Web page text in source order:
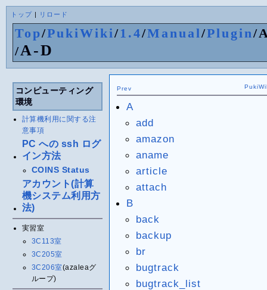
トップ| リロード
Top/PukiWiki/1.4/Manual/Plugin/
/A-D
コンピューティング
環境
計算機利用に関する注
意事項
PC への ssh ログ
イン方法
COINS Status
アカウント(計算
機システム利用方
法)
実習室
3C113室
3C205室
3C206室(azaleaグ
ループ)
Prev
A
add
amazon
aname
article
attach
B
back
backup
br
bugtrack
bugtrack_list